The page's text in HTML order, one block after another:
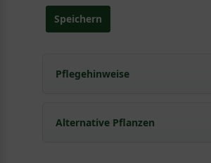
Speichern
Pflegehinweise
Pflanz- und Pflegetipps
Alternative Pflanzen